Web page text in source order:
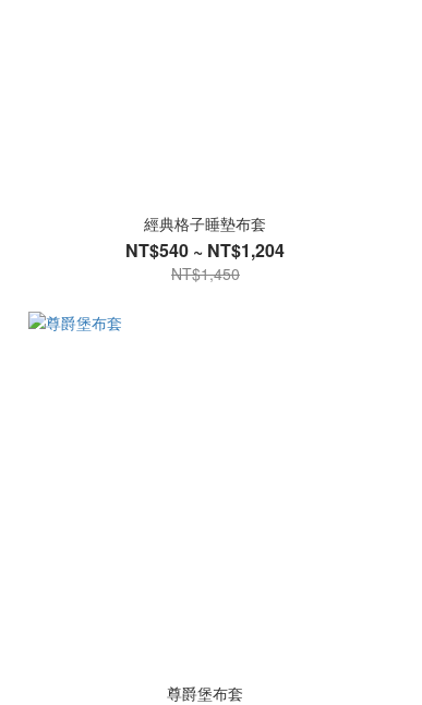
經典格子睡墊布套
NT$540 ~ NT$1,204
NT$1,450
尊爵堡布套